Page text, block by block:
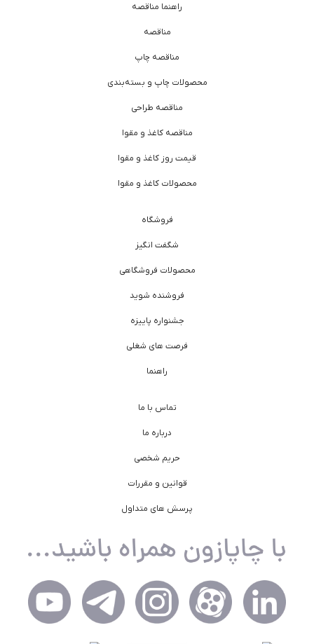
راهنما مناقصه
مناقصه
مناقصه چاپ
محصولات چاپ و بسته‌بندی
مناقصه طراحی
مناقصه کاغذ و مقوا
قیمت روز کاغذ و مقوا
محصولات کاغذ و مقوا
فروشگاه
شگفت انگیز
محصولات فروشگاهی
فروشنده شوید
جشنواره پاییزه
فرصت های شغلی
راهنما
تماس با ما
درباره ما
حریم شخصی
قوانین و مقررات
پرسش های متداول